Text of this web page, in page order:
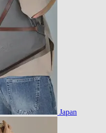
Japan